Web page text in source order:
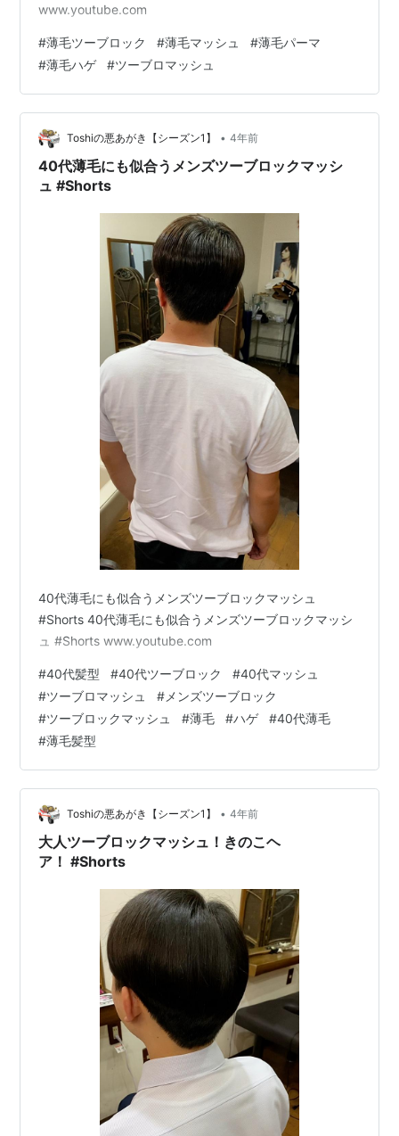
www.youtube.com
#薄毛ツーブロック #薄毛マッシュ #薄毛パーマ
#薄毛ハゲ #ツーブロマッシュ
Toshiの悪あがき【シーズン1】 • 4年前
40代薄毛にも似合うメンズツーブロックマッシ
ュ #Shorts
40代薄毛にも似合うメンズツーブロックマッシュ
#Shorts 40代薄毛にも似合うメンズツーブロックマッシ
ュ #Shorts www.youtube.com
#40代髪型 #40代ツーブロック #40代マッシュ
#ツーブロマッシュ # メンズツーブロック
#ツーブロックマッシュ #薄毛 #ハゲ #40代薄毛
#薄毛髪型
Toshiの悪あがき【シーズン1】 • 4年前
大人ツーブロックマッシュ！きのこヘ
ア！ #Shorts